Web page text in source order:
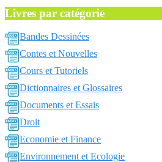
Livres par catégorie
Bandes Dessinées
Contes et Nouvelles
Cours et Tutoriels
Dictionnaires et Glossaires
Documents et Essais
Droit
Economie et Finance
Environnement et Ecologie